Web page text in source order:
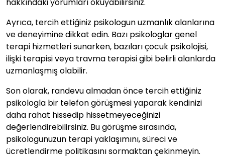
hakkındaki yorumları okuyabilirsiniz.
Ayrıca, tercih ettiğiniz psikologun uzmanlık alanlarına
ve deneyimine dikkat edin. Bazı psikologlar genel
terapi hizmetleri sunarken, bazıları çocuk psikolojisi,
ilişki terapisi veya travma terapisi gibi belirli alanlarda
uzmanlaşmış olabilir.
Son olarak, randevu almadan önce tercih ettiğiniz
psikologla bir telefon görüşmesi yaparak kendinizi
daha rahat hissedip hissetmeyeceğinizi
değerlendirebilirsiniz. Bu görüşme sırasında,
psikologunuzun terapi yaklaşımını, süreci ve
ücretlendirme politikasını sormaktan çekinmeyin.